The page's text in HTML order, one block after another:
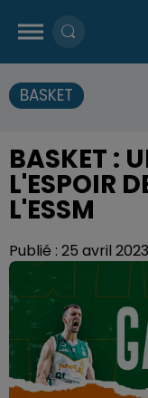
BASKET
BASKET :
L'ESPOIR
L'ESSM
Publié : 25 avril